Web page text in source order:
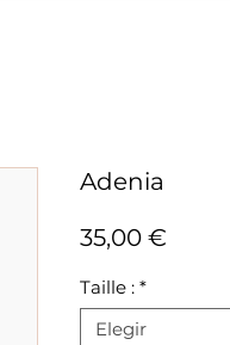
Adenia
35,00 €
Taille : *
Elegir